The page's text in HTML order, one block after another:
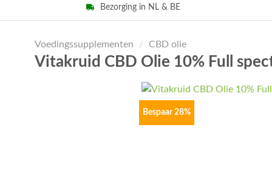
Bezorging in NL & BE
Voedingssupplementen / CBD olie
Vitakruid CBD Olie 10% Full
Bespaar 28%